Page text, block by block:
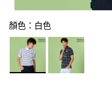
顏色：白色